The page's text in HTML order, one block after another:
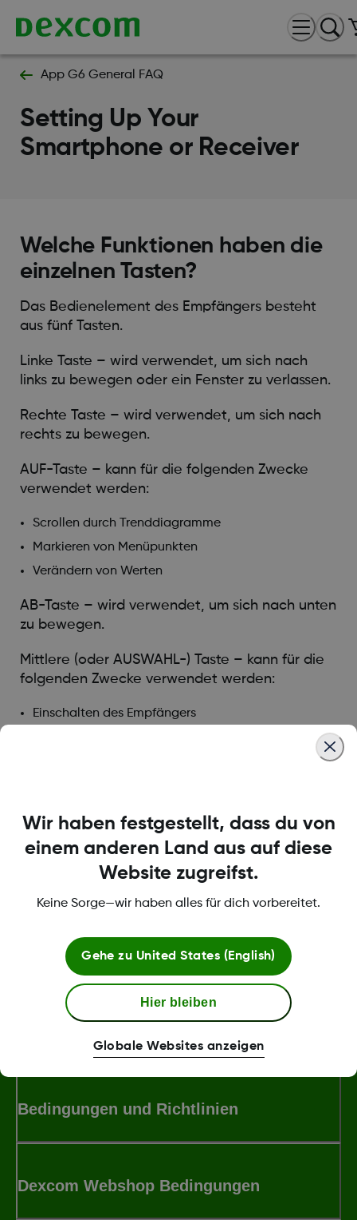
App G6 General FAQ
Setting Up Your
Smartphone or Receiver
Welche Funktionen haben die
einzelnen Tasten?
Das Bedienelement des Empfängers besteht
aus fünf Tasten.
Linke Taste – wird verwendet, um sich nach
links zu bewegen oder ein Fenster zu verlassen.
Rechte Taste – wird verwendet, um sich nach
rechts zu bewegen.
AUF-Taste – kann für die folgenden Zwecke
verwendet werden:
Scrollen durch Trenddiagramme
Markieren von Menüpunkten
Verändern von Werten
AB-Taste – wird verwendet, um sich nach unten
zu bewegen.
Mittlere (oder AUSWAHL-) Taste – kann für die
folgenden Zwecke verwendet werden:
Einschalten des Empfängers
Was this article helpful?
LBL013583 Rev001
Bedingungen und Richtlinien
Dexcom Webshop Bedingungen
Wir haben festgestellt, dass du von
einem anderen Land aus auf diese
Website zugreifst.
Keine Sorge—wir haben alles für dich vorbereitet.
Gehe zu United States (English)
Hier bleiben
Globale Websites anzeigen